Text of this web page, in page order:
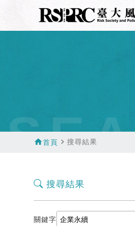
home首頁 navigate_next搜尋結果
搜尋結果
關鍵字